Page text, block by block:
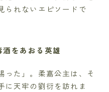
られないエピソードで
をあおる英雄
った」。柔嘉公主は、そ
に天牢の劉衍を訪れま